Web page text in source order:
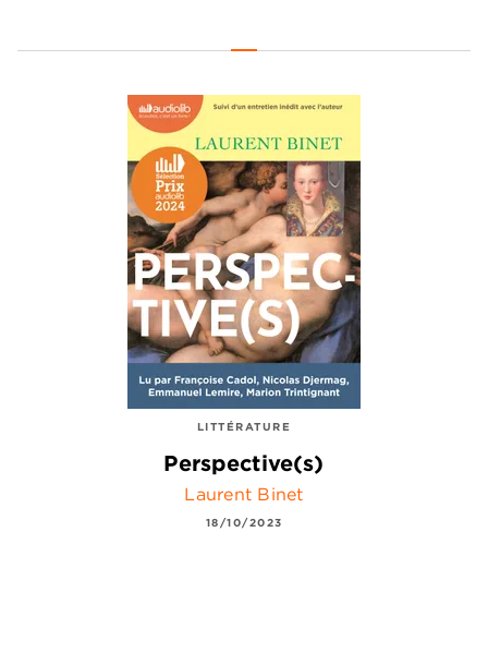
LITTÉRATURE
Perspective(s)
Laurent Binet
18/10/2023